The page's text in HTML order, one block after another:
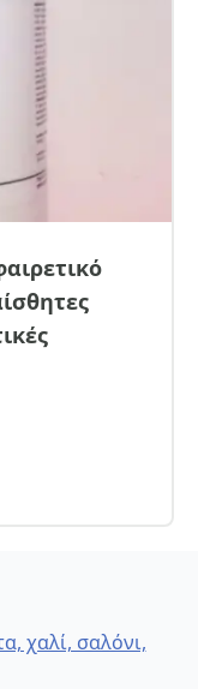
χαλί, σαλόνι,